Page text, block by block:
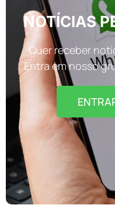
NOTÍCIAS
Quer receber
Entra em nosso